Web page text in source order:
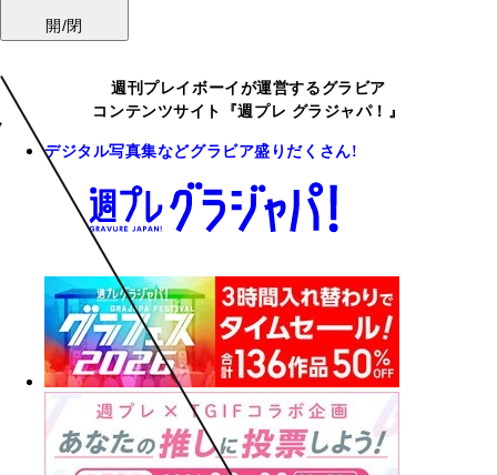
開/閉
週刊プレイボーイが運営するグラビア
コンテンツサイト『週プレ グラジャパ！』
デジタル写真集などグラビア盛りだくさん!